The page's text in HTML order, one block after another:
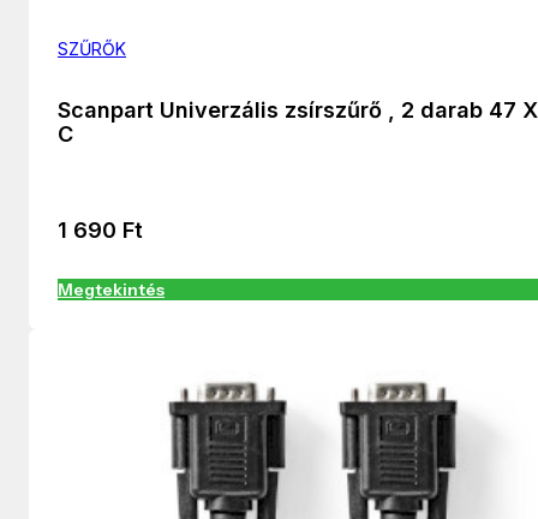
SZŰRŐK
Scanpart Univerzális zsírszűrő , 2 darab 47
C
1 690 Ft
Megtekintés